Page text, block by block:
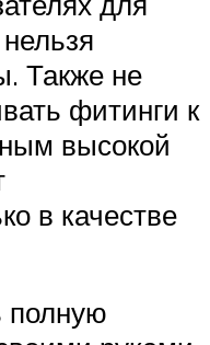
Также не
фитинги к
высокой
в качестве
полную